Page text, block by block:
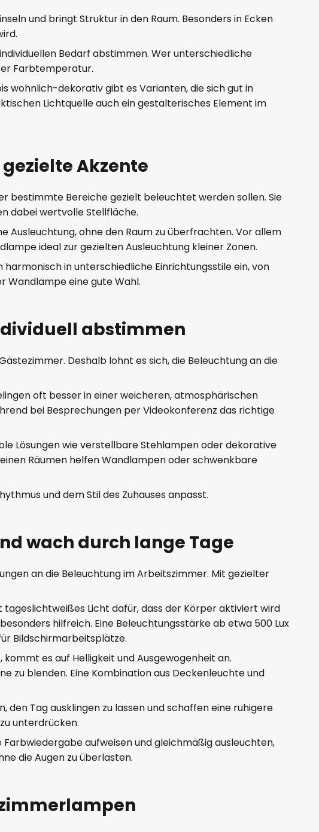
und bringt Struktur in den Raum. Besonders in Ecken
Bedarf abstimmen. Wer unterschiedliche
Farbtemperatur.
wohnlich-dekorativ gibt es Varianten, die sich gut in
Lichtquelle auch ein gestalterisches Element im
Akzente
bestimmte Bereiche gezielt beleuchtet werden sollen. Sie
dabei wertvolle Stellfläche.
ohne den Raum zu überfrachten. Vor allem
ideal zur gezielten Ausleuchtung kleiner Zonen.
in unterschiedliche Einrichtungsstile ein, von
Wandlampe eine gute Wahl.
abstimmen
Deshalb lohnt es sich, die Beleuchtung an die
oft besser in einer weicheren, atmosphärischen
bei Besprechungen per Videokonferenz das richtige
Lösungen wie verstellbare Stehlampen oder dekorative
Räumen helfen Wandlampen oder schwenkbare
und dem Stil des Zuhauses anpasst.
wach durch lange Tage
an die Beleuchtung im Arbeitszimmer. Mit gezielter
Licht dafür, dass der Körper aktiviert wird
hilfreich. Eine Beleuchtungsstärke ab etwa 500 Lux
Bildschirmarbeitsplätze.
es auf Helligkeit und Ausgewogenheit an.
zu blenden. Eine Kombination aus Deckenleuchte und
Tag ausklingen zu lassen und schaffen eine ruhigere
unterdrücken.
aufweisen und gleichmäßig ausleuchten,
die Augen zu überlasten.